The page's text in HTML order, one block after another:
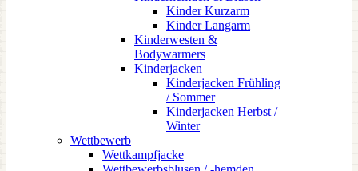
Kinder Kurzarm
Kinder Langarm
Kinderwesten &
Bodywarmers
Kinderjacken
Kinderjacken Frühling
/ Sommer
Kinderjacken Herbst /
Winter
Wettbewerb
Wettkampfjacke